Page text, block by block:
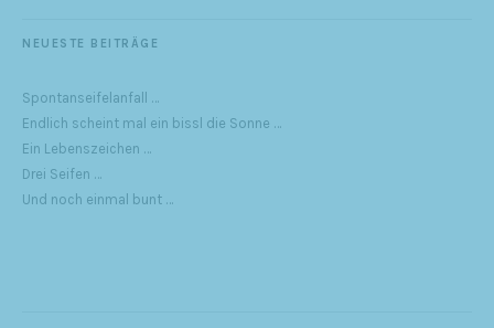
NEUESTE BEITRÄGE
Spontanseifelanfall …
Endlich scheint mal ein bissl die Sonne …
Ein Lebenszeichen …
Drei Seifen …
Und noch einmal bunt …